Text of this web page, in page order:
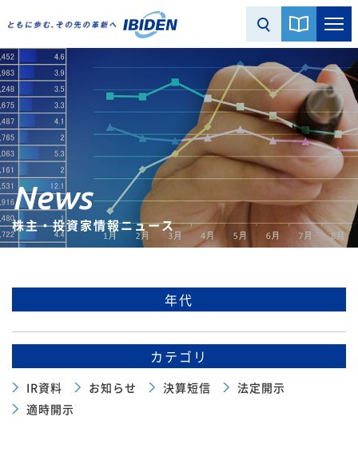
News
株主・投資家情報ニュース
年代
カテゴリ
IR資料 お知らせ 決算短信
法定開示
適時開示